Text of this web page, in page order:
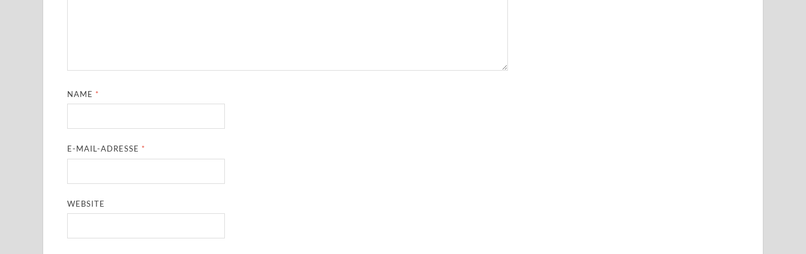
NAME *
E-MAIL-ADRESSE *
WEBSITE